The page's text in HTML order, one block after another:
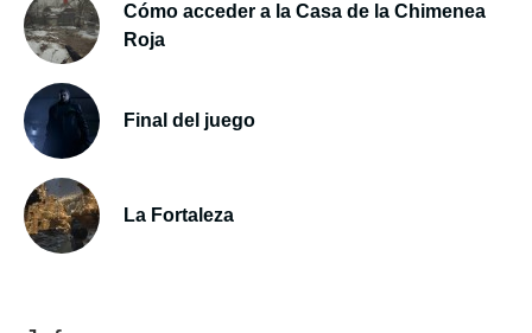
Cómo acceder a la Casa de la Chimenea
Roja
Final del juego
La Fortaleza